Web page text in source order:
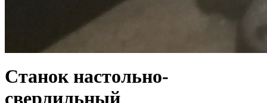
Станок настольно-
сверлильный